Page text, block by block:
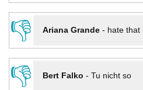
👎
Ariana Grande- hate that
👎
Bert Falko - Tu nicht so